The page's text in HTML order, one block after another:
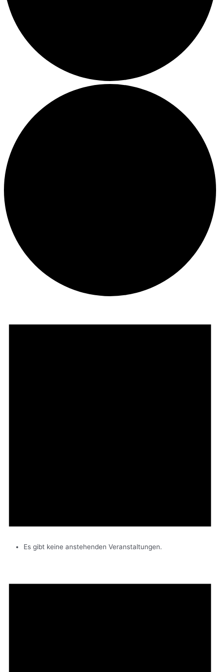
Es gibt keine anstehenden Veranstaltungen.